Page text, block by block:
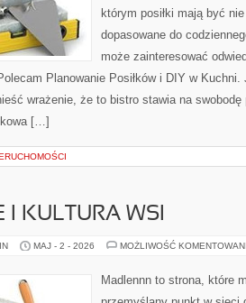
którym posiłki mają być
dopasowane do
może zainteresować
Planowanie Posiłków i DIY w
wrażenie, że to bistro stawia na swobodę
[…]
I KULTURA WSI
MAJ - 2 - 2026 MOŻLIWOŚĆ
Madlennn to strona, które